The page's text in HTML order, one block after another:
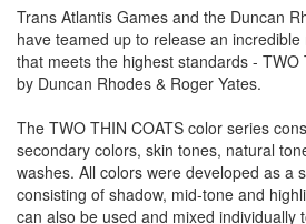
Trans Atlantis Games and the Duncan
have teamed up to release an
that meets the highest standards - TWO
by Duncan Rhodes & Roger Yates.
The TWO THIN COATS color series
secondary colors, skin tones, natural
washes. All colors were developed as a
consisting of shadow, mid-tone and
can also be used and mixed individually